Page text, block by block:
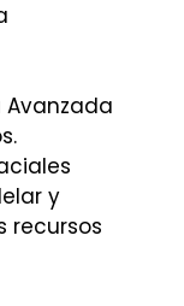
y
recursos